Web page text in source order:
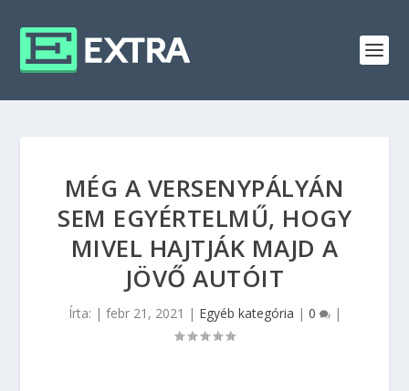
MÉG A VERSENYPÁLYÁN
SEM EGYÉRTELMŰ, HOGY
MIVEL HAJTJÁK MAJD A
JÖVŐ AUTÓIT
Írta: | febr 21, 2021 | Egyéb kategória | 0 |